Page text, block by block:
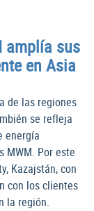
amplía sus
en Asia
de las regiones
se refleja
energía
MWM. Por este
Kazajstán, con
con los clientes
la región.